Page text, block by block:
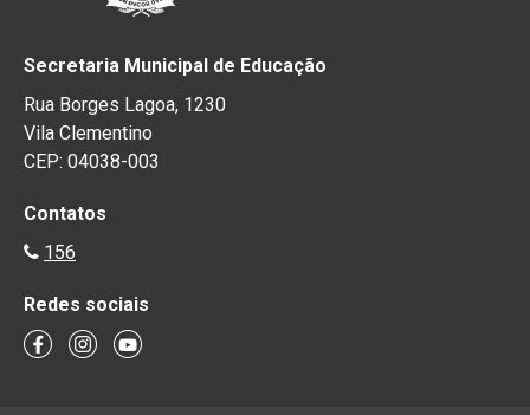
Secretaria Municipal de Educação
Rua Borges Lagoa, 1230
Vila Clementino
CEP: 04038-003
Contatos
156
Redes sociais